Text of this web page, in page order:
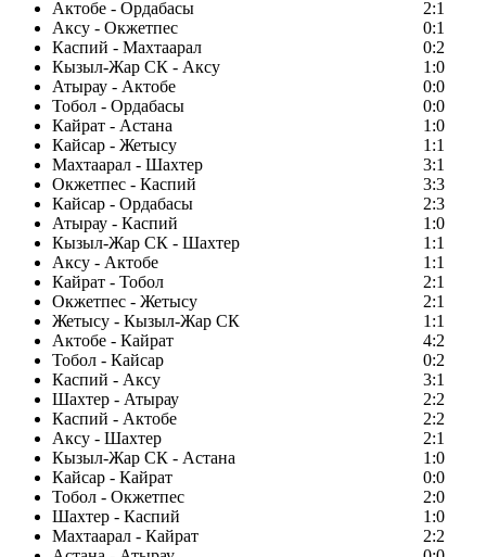
Актобе - Ордабасы
2:1
Аксу - Окжетпес
0:1
Каспий - Махтаарал
0:2
Кызыл-Жар СК - Аксу
1:0
Атырау - Актобе
0:0
Тобол - Ордабасы
0:0
Кайрат - Астана
1:0
Кайсар - Жетысу
1:1
Махтаарал - Шахтер
3:1
Окжетпес - Каспий
3:3
Кайсар - Ордабасы
2:3
Атырау - Каспий
1:0
Кызыл-Жар СК - Шахтер
1:1
Аксу - Актобе
1:1
Кайрат - Тобол
2:1
Окжетпес - Жетысу
2:1
Жетысу - Кызыл-Жар СК
1:1
Актобе - Кайрат
4:2
Тобол - Кайсар
0:2
Каспий - Аксу
3:1
Шахтер - Атырау
2:2
Каспий - Актобе
2:2
Аксу - Шахтер
2:1
Кызыл-Жар СК - Астана
1:0
Кайсар - Кайрат
0:0
Тобол - Окжетпес
2:0
Шахтер - Каспий
1:0
Махтаарал - Кайрат
2:2